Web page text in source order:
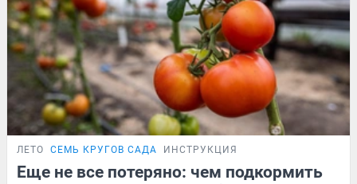
ЛЕТО СЕМЬ КРУГОВ САДА ИНСТРУКЦИЯ
Еще не все потеряно: чем подкормить